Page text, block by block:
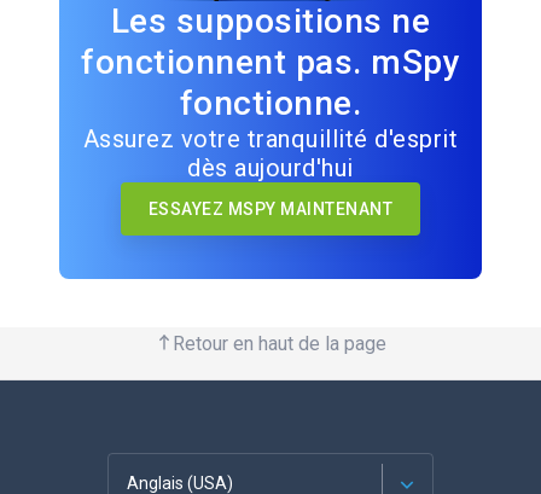
Les suppositions ne
fonctionnent pas. mSpy
fonctionne.
Assurez votre tranquillité d'esprit
dès aujourd'hui
ESSAYEZ MSPY MAINTENANT
Retour en haut de la page
Anglais (USA)